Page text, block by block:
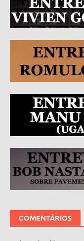
COMENTÁRIOS